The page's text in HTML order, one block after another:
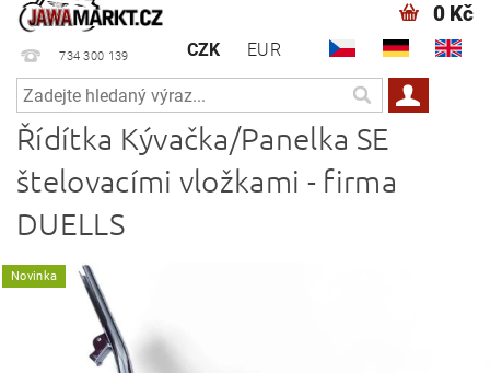
734 300 139 CZK EUR
0 Kč
Řídítka Kývačka/Panelka SE
štelovacími vložkami - firma
DUELLS
Novinka